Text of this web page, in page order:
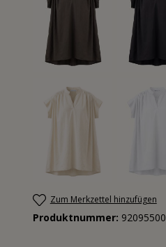
Zum Merkzettel hinzufügen
Produktnummer: 92095500